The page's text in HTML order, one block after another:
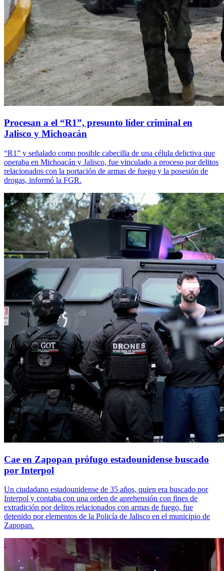
Procesan a el “R1”, presunto líder criminal en
Jalisco y Michoacán
“R1” y señalado como posible cabecilla de una célula delictiva que
operaba en Michoacán y Jalisco, fue vinculado a proceso por delitos
relacionados con la portación de armas de fuego y la posesión de
drogas, informó la FGR.
Cae en Zapopan prófugo estadounidense buscado
por Interpol
Un ciudadano estadounidense de 35 años, quien era buscado por
Interpol y contaba con una orden de aprehensión con fines de
extradición por delitos relacionados con armas de fuego, fue
detenido por elementos de la Policía de Jalisco en el municipio de
Zapopan.